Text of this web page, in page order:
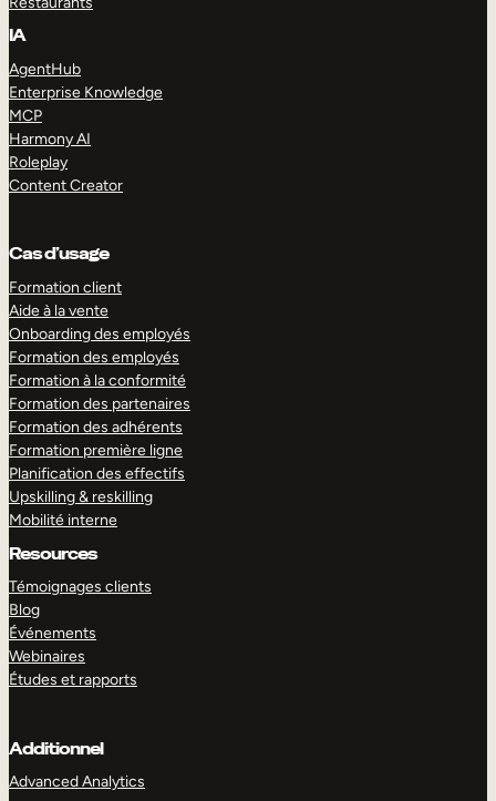
IA
AgentHub
Enterprise Knowledge
MCP
Harmony AI
Roleplay
Content Creator
Cas d’usage
Formation client
Aide à la vente
Onboarding des employés
Formation des employés
Formation à la conformité
Formation des partenaires
Formation des adhérents
Formation première ligne
Planification des effectifs
Upskilling & reskilling
Mobilité interne
Resources
Témoignages clients
Blog
Événements
Webinaires
Études et rapports
Additionnel
Advanced Analytics